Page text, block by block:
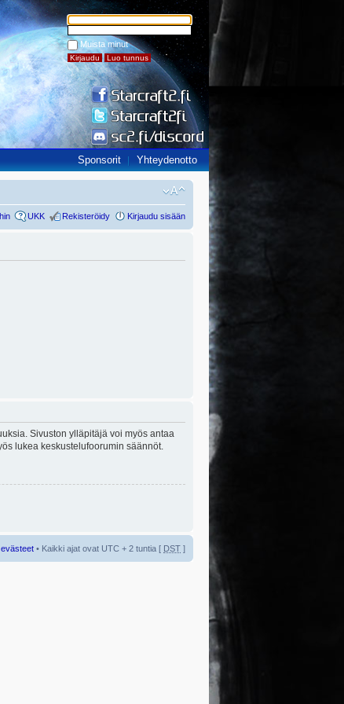
Muista minut
Sponsorit Yhteydenotto
UKK Rekisteröidy Kirjaudu sisään
Sivuston ylläpitäjä voi myös antaa
lukea keskustelufoorumin säännöt.
• Kaikki ajat ovat UTC + 2 tuntia [ DST ]